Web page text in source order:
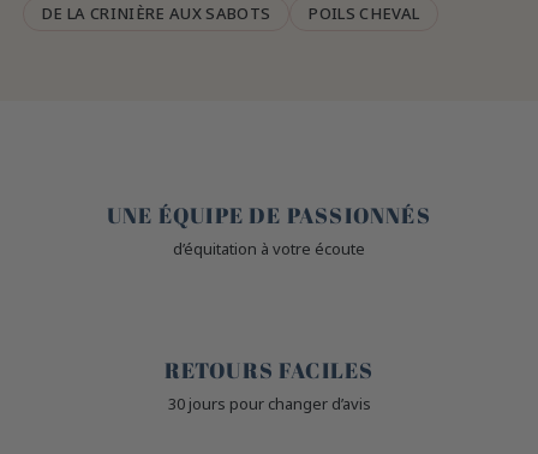
DE LA CRINIÈRE AUX SABOTS
POILS CHEVAL
UNE ÉQUIPE DE PASSIONNÉS
d’équitation à votre écoute
RETOURS FACILES
30 jours pour changer d’avis